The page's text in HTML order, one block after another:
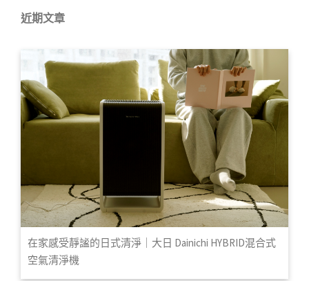
近期文章
在家感受靜謐的日式清淨｜大日 Dainichi HYBRID混合式
空氣清淨機